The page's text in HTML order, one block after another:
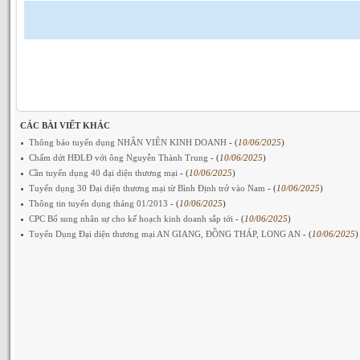
CÁC BÀI VIẾT KHÁC
Thông báo tuyển dụng NHÂN VIÊN KINH DOANH - (10/06/2025)
Chấm dứt HĐLĐ với ông Nguyễn Thành Trung - (10/06/2025)
Cần tuyển dụng 40 đại diện thương mại - (10/06/2025)
Tuyển dụng 30 Đại diện thương mại từ Bình Định trở vào Nam - (10/06/2025)
Thông tin tuyển dụng tháng 01/2013 - (10/06/2025)
CPC Bổ sung nhân sự cho kế hoạch kinh doanh sắp tới - (10/06/2025)
Tuyển Dụng Đại diện thương mại AN GIANG, ĐỒNG THÁP, LONG AN - (10/06/2025)